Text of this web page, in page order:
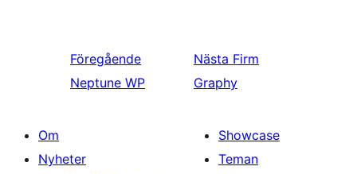
Föregående
Neptune WP
Nästa Firm
Graphy
Om
Nyheter
Showcase
Teman